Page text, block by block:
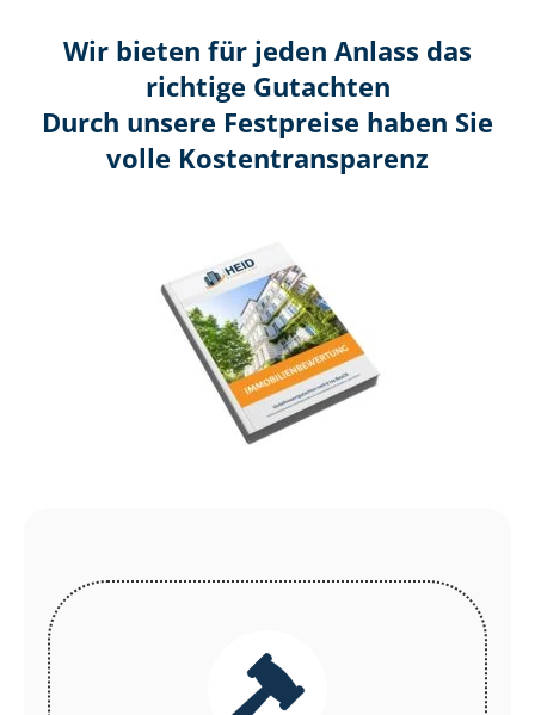
Wir bieten für jeden Anlass das
richtige Gutachten
Durch unsere Festpreise haben Sie
volle Kosten­transparenz